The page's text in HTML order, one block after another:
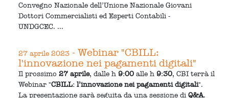
Convegno Nazionale dell’Unione Nazionale Giovani
Dottori Commercialisti ed Esperti Contabili -
UNDGCEC. ...
27 aprile 2023 - Webinar "CBILL:
l'innovazione nei pagamenti digitali"
Il prossimo27 aprile, dalle h9:00 alle h9:30, CBI terrà il
Webinar "CBILL: l’innovazione nei pagamenti digitali".
La presentazione sarà seguita da una sessione diQ&A.